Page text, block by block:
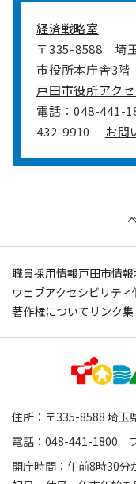
経済戦略室
〒335-8588
埼
市役所本庁舎3階
戸田市役所アク
電話：048-441-
432-9910
お問
職員採用情報戸田市情
ウェブアクセシビリティ
著作権について リンク集
住所：〒335-8588 埼玉
電話：048-441-1800
開庁時間：午前8時30分